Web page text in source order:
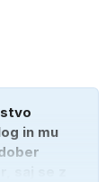
in mu
saj se z